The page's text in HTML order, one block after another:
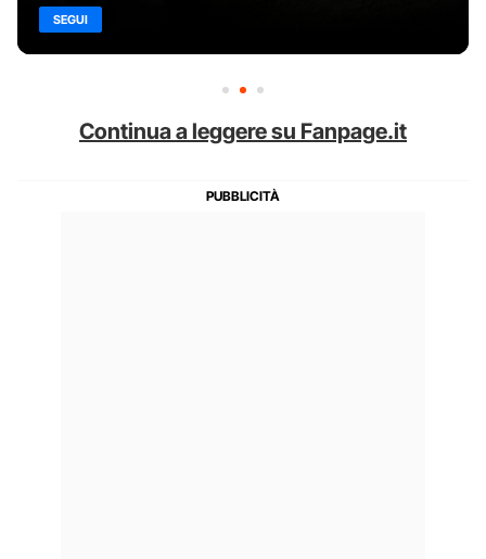
SEGUI
Continua a leggere su Fanpage.it